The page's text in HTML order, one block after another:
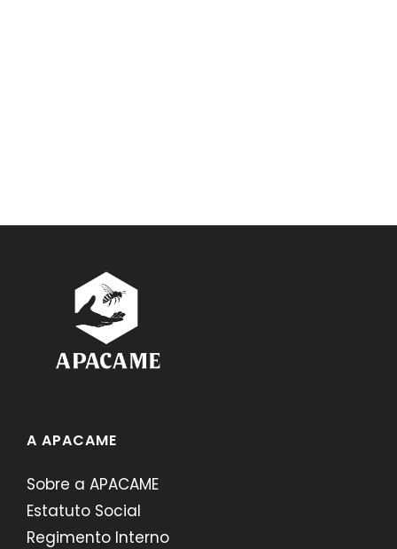
A APACAME
Sobre a APACAME
Estatuto Social
Regimento Interno